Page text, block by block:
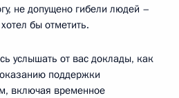
не допущено гибели людей –
бы отметить.
услышать от вас доклады, как
поддержки
включая временное